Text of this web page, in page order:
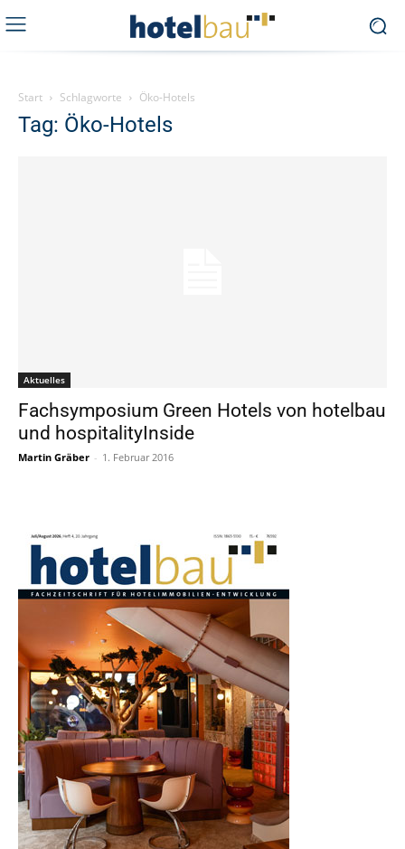
Start Schlagworte Öko-Hotels
Tag: Öko-Hotels
Aktuelles
Fachsymposium Green Hotels von hotelbau
und hospitalityInside
Martin Gräber - 1. Februar 2016